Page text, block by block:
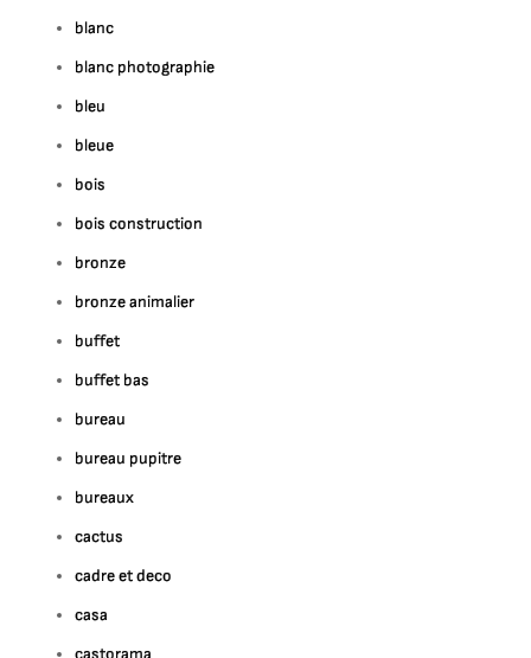
blanc
blanc photographie
bleu
bleue
bois
bois construction
bronze
bronze animalier
buffet
buffet bas
bureau
bureau pupitre
bureaux
cactus
cadre et deco
casa
castorama